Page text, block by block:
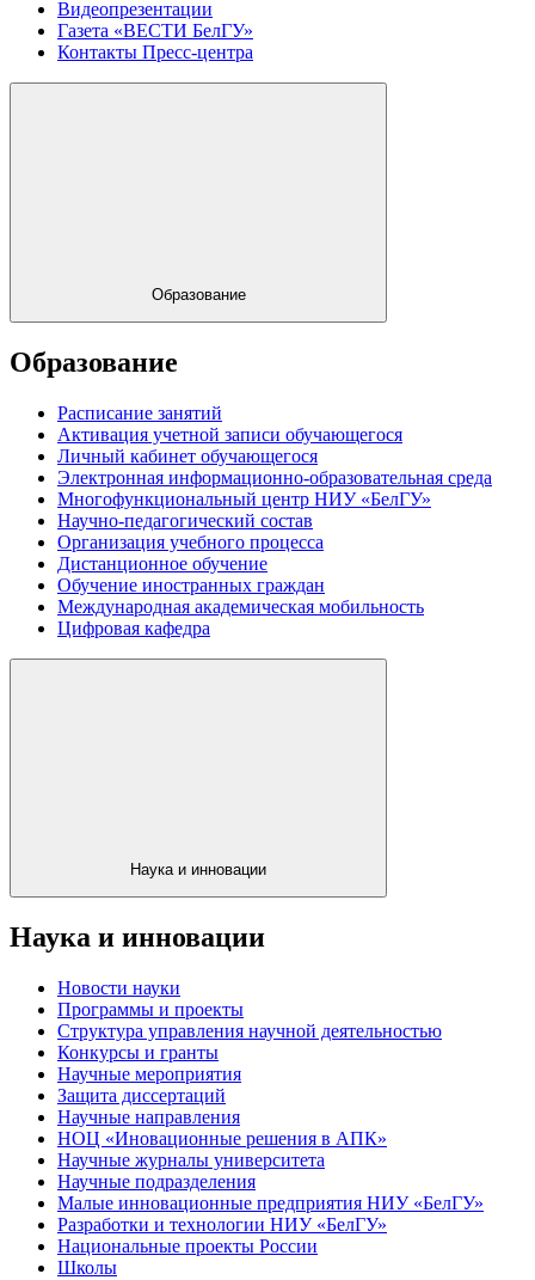
Видеопрезентации
Газета «ВЕСТИ БелГУ»
Контакты Пресс-центра
Образование
Образование
Расписание занятий
Активация учетной записи обучающегося
Личный кабинет обучающегося
Электронная информационно-образовательная среда
Многофункциональный центр НИУ «БелГУ»
Научно-педагогический состав
Организация учебного процесса
Дистанционное обучение
Обучение иностранных граждан
Международная академическая мобильность
Цифровая кафедра
Наука и инновации
Наука и инновации
Новости науки
Программы и проекты
Структура управления научной деятельностью
Конкурсы и гранты
Научные мероприятия
Защита диссертаций
Научные направления
НОЦ «Иновационные решения в АПК»
Научные журналы университета
Научные подразделения
Малые инновационные предприятия НИУ «БелГУ»
Разработки и технологии НИУ «БелГУ»
Национальные проекты России
Школы